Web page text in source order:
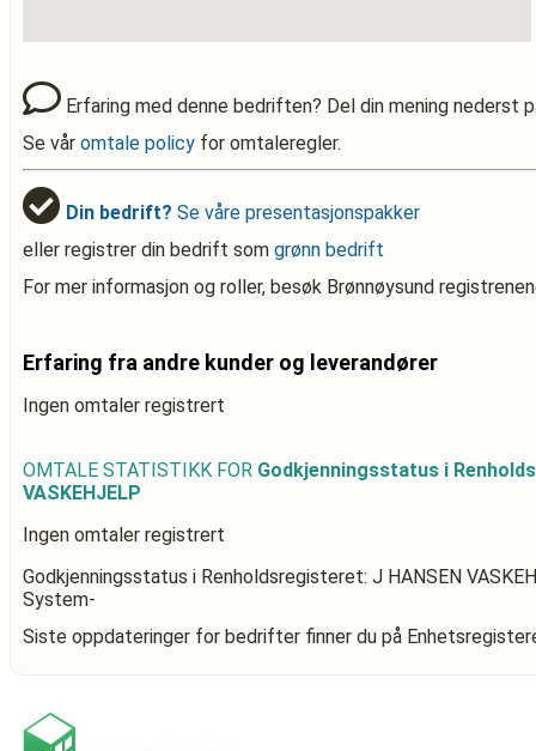
Erfaring med denne bedriften? Del din mening nederst
Se vår omtale policy for omtaleregler.
Din bedrift? Se våre presentasjonspakker
eller registrer din bedrift som grønn bedrift
For mer informasjon og roller, besøk Brønnøysund
Erfaring fra andre kunder og leverandører
Ingen omtaler registrert
OMTALE STATISTIKK FOR Godkjenningsstatus i
VASKEHJELP
Ingen omtaler registrert
Godkjenningsstatus i Renholdsregisteret: J HANSEN
System-
Siste oppdateringer for bedrifter finner du på